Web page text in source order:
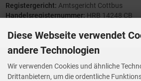
Registergericht: Amtsgericht Cottbus
Handelsregisternummer: HRB 14248 CB
Ihre Meinung zählt
Diese Webseite verwendet
andere Technologien
Wir verwenden Cookies und ähnliche
Drittanbietern, um die ordentliche